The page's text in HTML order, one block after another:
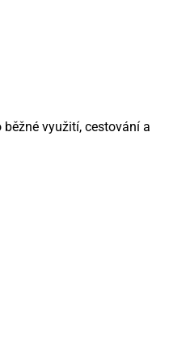
využití, cestování a